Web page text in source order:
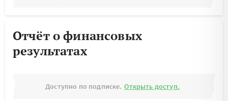
Отчёт о финансовых
результатах
Доступно по подписке. Открыть доступ.